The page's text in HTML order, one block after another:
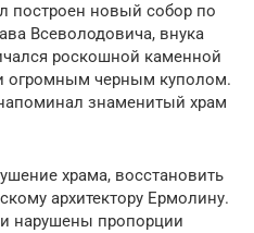
построен новый собор по
Всеволодовича, внука
роскошной каменной
огромным черным куполом.
знаменитый храм
храма, восстановить
архитектору Ермолину.
нарушены пропорции